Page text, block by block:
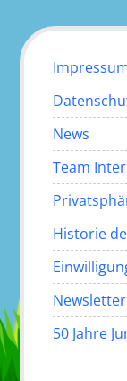
News
Team
Historie
Newsletter
50 Jahre